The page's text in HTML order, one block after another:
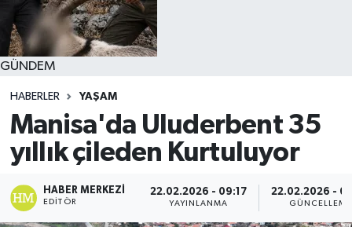
GÜNDEM
HABERLER YAŞAM
Manisa'da Uluderbent 35
yıllık çileden Kurtuluyor
HABER MERKEZI
EDITÖR
22.02.2026 - 09:17
YAYINLANMA
22.02.2026 -
GÜNCELLEME
SPOR
MAGAZİN
YAŞAM
Süper Lig Puan Durumu ve Fikstür
Tüm Manşetler
Son Dakika Haberleri
Haber Arşivi